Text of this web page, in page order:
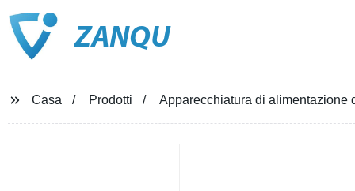
ZANQU
Casa Prodotti Apparecchiatura di alimentazione